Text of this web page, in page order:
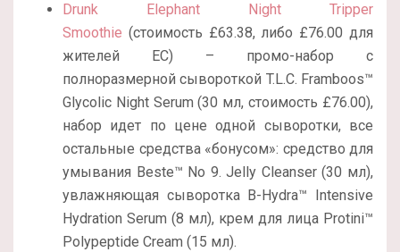
Drunk Elephant Night Tripper
Smoothie (стоимость £63.38, либо £76.00 для
жителей ЕС) – промо-набор с
полноразмерной сывороткой T.L.C. Framboos™
Glycolic Night Serum (30 мл, стоимость £76.00),
набор идет по цене одной сыворотки, все
остальные средства «бонусом»: средство для
умывания Beste™ No 9. Jelly Cleanser (30 мл),
увлажняющая сыворотка B-Hydra™ Intensive
Hydration Serum (8 мл), крем для лица Protini™
Polypeptide Cream (15 мл).